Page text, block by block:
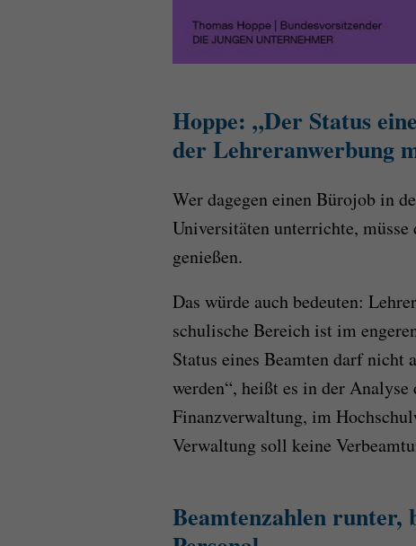
Hoppe: „Der Status
der Lehreranwerbung
Wer dagegen einen Bürojob in
Universitäten unterrichte,
genießen.
Das würde auch bedeuten:
schulische Bereich ist im
Status eines Beamten darf nicht
werden“, heißt es in der
Finanzverwaltung, im
Verwaltung soll keine
Beamtenzahlen runter,